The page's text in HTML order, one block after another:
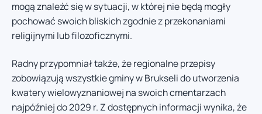
mogą znaleźć się w sytuacji, w której nie będą mogły
pochować swoich bliskich zgodnie z przekonaniami
religijnymi lub filozoficznymi.
Radny przypomniał także, że regionalne przepisy
zobowiązują wszystkie gminy w Brukseli do utworzenia
kwatery wielowyznaniowej na swoich cmentarzach
najpóźniej do 2029 r. Z dostępnych informacji wynika, że